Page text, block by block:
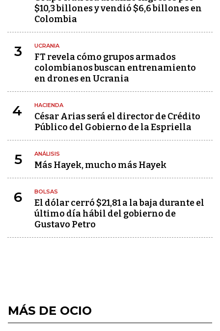
$10,3 billones y vendió $6,6 billones en
Colombia
3 UCRANIA
FT revela cómo grupos armados
colombianos buscan entrenamiento
en drones en Ucrania
4 HACIENDA
César Arias será el director de Crédito
Público del Gobierno de la Espriella
5 ANÁLISIS
Más Hayek, mucho más Hayek
6 BOLSAS
El dólar cerró $21,81 a la baja durante el
último día hábil del gobierno de
Gustavo Petro
MÁS DE OCIO